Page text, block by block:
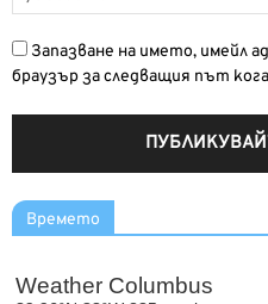
Запазване на името, имейл
браузър за следващия път
Времето